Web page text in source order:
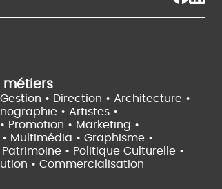
métiers
• Direction • Architecture •
• Artistes •
Promotion • Marketing •
Multimédia • Graphisme •
• Politique Culturelle •
• Commercialisation